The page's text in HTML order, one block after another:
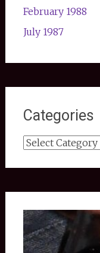
February 1988
July 1987
Categories
Categories